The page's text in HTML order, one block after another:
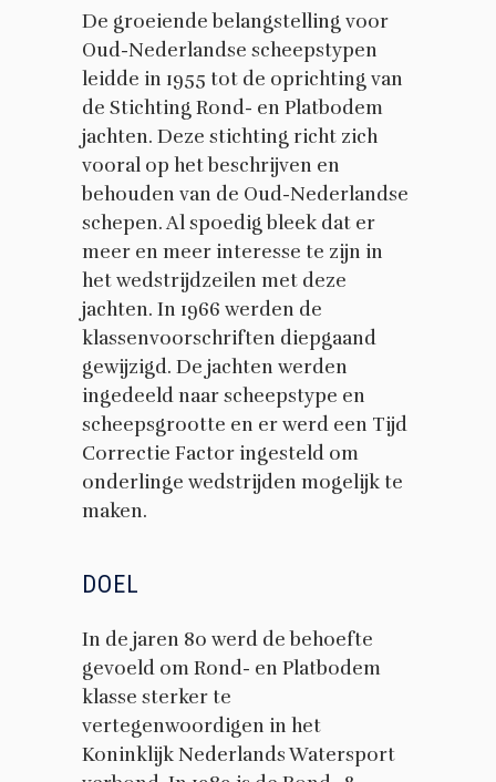
De groeiende belangstelling voor
Oud-Nederlandse scheepstypen
leidde in 1955 tot de oprichting van
de Stichting Rond- en Platbodem
jachten. Deze stichting richt zich
vooral op het beschrijven en
behouden van de Oud-Nederlandse
schepen. Al spoedig bleek dat er
meer en meer interesse te zijn in
het wedstrijdzeilen met deze
jachten. In 1966 werden de
klassenvoorschriften diepgaand
gewijzigd. De jachten werden
ingedeeld naar scheepstype en
scheepsgrootte en er werd een Tijd
Correctie Factor ingesteld om
onderlinge wedstrijden mogelijk te
maken.
DOEL
In de jaren 80 werd de behoefte
gevoeld om Rond- en Platbodem
klasse sterker te
vertegenwoordigen in het
Koninklijk Nederlands Watersport